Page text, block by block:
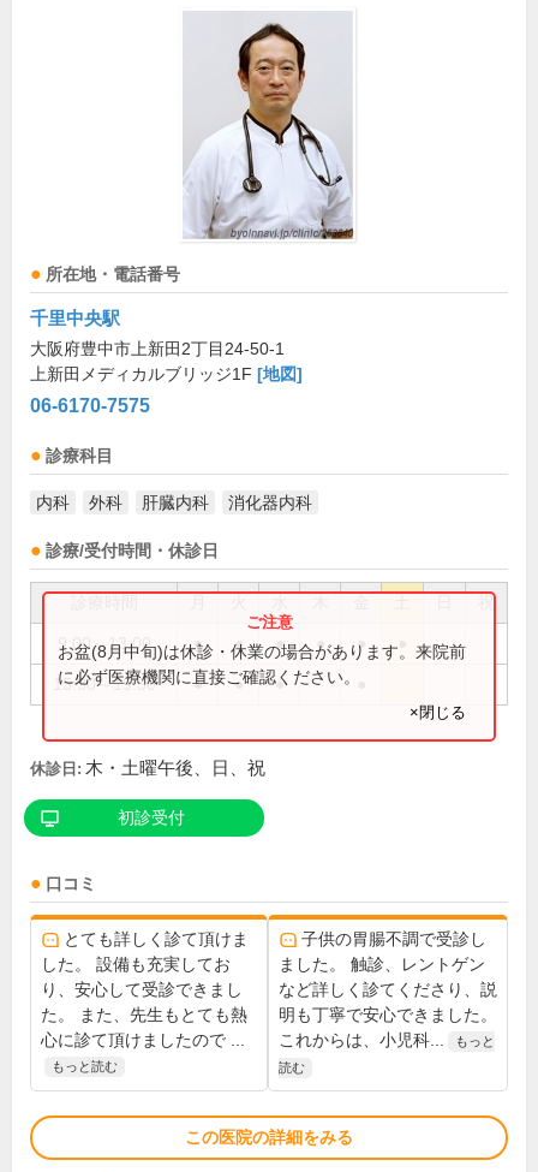
所在地・電話番号
千里中央駅
大阪府豊中市上新田2丁目24-50-1
上新田メディカルブリッジ1F [地図]
06-6170-7575
診療科目
内科 外科 肝臓内科 消化器内科
診療/受付時間・休診日
祝
9:00～13:00 ● ● ● ● ●
15:30～19:30 ● ● ●
お盆(8月中旬)は休診・休業の場合があります。来院前
に必ず医療機関に直接ご確認ください。
×閉じる
休診日: 木・土曜午後、日、祝
初診受付
口コミ
とても詳しく診て頂けま
した。 設備も充実してお
り、安心して受診できまし
た。 また、先生もとても熱
心に診て頂けましたので ...
もっと読む
子供の胃腸不調で受診し
ました。 触診、レントゲン
など詳しく診てくださり、説
明も丁寧で安心できました。
これからは、小児科...
もっと
読む
この医院の詳細をみる